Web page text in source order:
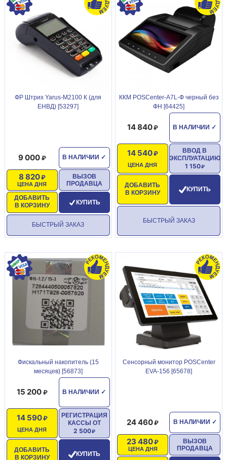
ФР Штрих Yarus-М2100 К (для
ЕНВД) [53297]
В НАЛИЧИИ ✓
9 000
ЦЕНА ДНЯ
8 820
ДОБАВИТЬ
В КОРЗИНУ
ВЫЗОВ
ПРОДАВЦА
КУПИТЬ
БЫСТРЫЙ ЗАКАЗ
ККМ POSCenter-A7L-Ф черный без
ФН [64425]
В НАЛИЧИИ ✓
14 840
ЦЕНА ДНЯ
14 540
ДОБАВИТЬ
В КОРЗИНУ
ВВОД В
ЭКСПЛУАТАЦИЮ
1 150
КУПИТЬ
БЫСТРЫЙ ЗАКАЗ
Фискальный накопитель (15
месяцев) [56873]
В НАЛИЧИИ ✓
15 200
ЦЕНА ДНЯ
14 590
ДОБАВИТЬ
В КОРЗИНУ
РЕГИСТРАЦИЯ
КАССЫ ОТ
2 500
КУПИТЬ
Сенсорный монитор POSCenter
EVA-156 [65678]
В НАЛИЧИИ ✓
24 460
ЦЕНА ДНЯ
23 480
ВЫЗОВ
ПРОДАВЦА